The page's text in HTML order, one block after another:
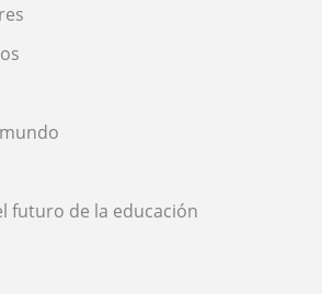
futuro de la educación